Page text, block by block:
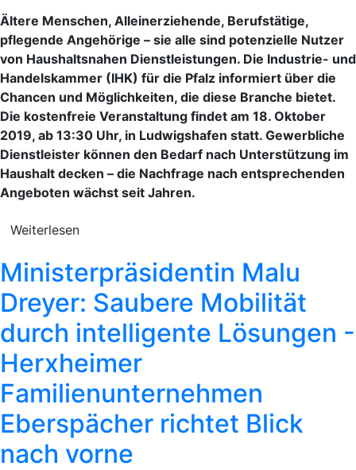
Ältere Menschen, Alleinerziehende, Berufstätige,
pflegende Angehörige – sie alle sind potenzielle Nutzer
von Haushaltsnahen Dienstleistungen. Die Industrie- und
Handelskammer (IHK) für die Pfalz informiert über die
Chancen und Möglichkeiten, die diese Branche bietet.
Die kostenfreie Veranstaltung findet am 18. Oktober
2019, ab 13:30 Uhr, in Ludwigshafen statt. Gewerbliche
Dienstleister können den Bedarf nach Unterstützung im
Haushalt decken – die Nachfrage nach entsprechenden
Angeboten wächst seit Jahren.
Weiterlesen
Ministerpräsidentin Malu
Dreyer: Saubere Mobilität
durch intelligente Lösungen -
Herxheimer
Familienunternehmen
Eberspächer richtet Blick
nach vorne